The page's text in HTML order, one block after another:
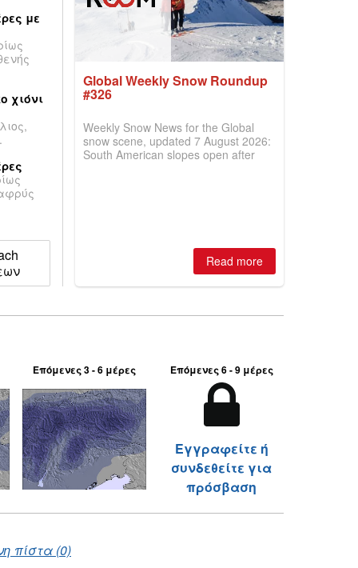
με
χιόνι
Global Weekly Snow Roundup
#326
Weekly Snow News for the Global
snow scene, updated 7 August 2026:
South American slopes open after
Read more
Επόμενες 3 - 6 μέρες Επόμενες 6 - 9 μέρες
Εγγραφείτε ή
συνδεθείτε για
πρόσβαση
πίστα (0)